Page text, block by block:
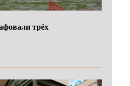
трёх